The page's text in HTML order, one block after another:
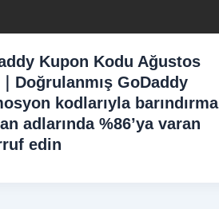
Kupon Kodu Ağustos
Doğrulanmış GoDaddy
kodlarıyla barındırma
adlarında %86’ya varan
edin